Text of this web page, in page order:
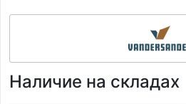
Наличие на складах